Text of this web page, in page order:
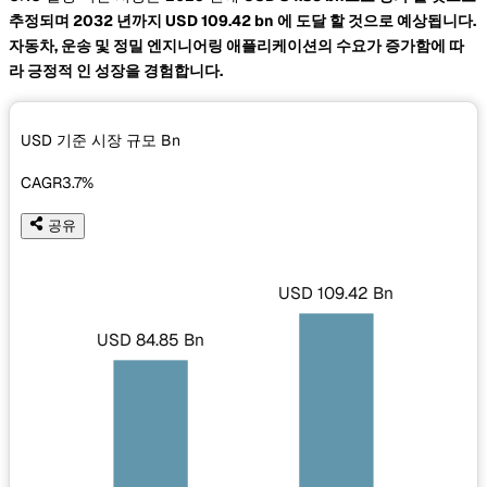
추정되며 2032 년까지 USD 109.42 bn 에 도달 할 것으로 예상됩니다.
자동차, 운송 및 정밀 엔지니어링 애플리케이션의 수요가 증가함에 따
라 긍정적 인 성장을 경험합니다.
USD 기준 시장 규모 Bn
CAGR3.7%
공유
USD 84.85 Bn
USD 109.42 Bn